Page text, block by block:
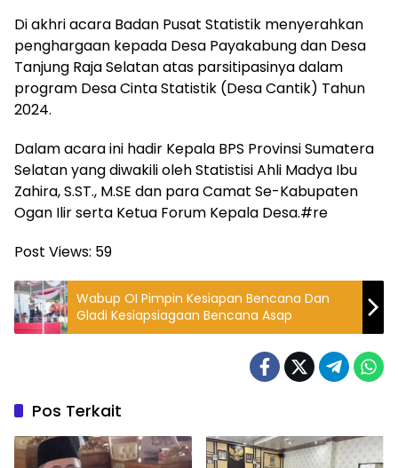
Di akhri acara Badan Pusat Statistik menyerahkan
penghargaan kepada Desa Payakabung dan Desa
Tanjung Raja Selatan atas parsitipasinya dalam
program Desa Cinta Statistik (Desa Cantik) Tahun
2024.
Dalam acara ini hadir Kepala BPS Provinsi Sumatera
Selatan yang diwakili oleh Statistisi Ahli Madya Ibu
Zahira, S.ST., M.SE dan para Camat Se-Kabupaten
Ogan Ilir serta Ketua Forum Kepala Desa.#re
Post Views: 59
Wabup OI Pimpin Kesiapan Bencana Dan
Gladi Kesiapsiagaan Bencana Asap
Pos Terkait